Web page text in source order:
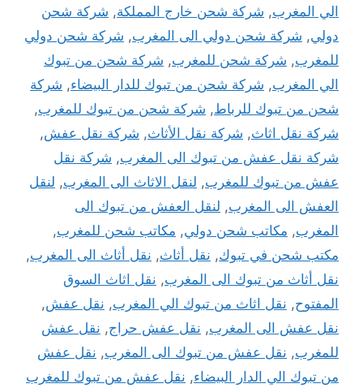
الي المغرب, شركة شحن خارج المملكة, شركة شحن
دولي, شركة شحن دولي الى المغرب, شركة شحن دولي
للمغرب, شركة شحن للمغرب, شركة شحن من تبوك
الي المغرب, شركة شحن من تبوك للدار البيضاء, شركة
شحن من تبوك للرباط, شركة شحن من تبوك للمغرب,
شركة نقل اثاث, شركة نقل الأثاث, شركة نقل عفش,
شركة نقل عفش من تبوك الى المغرب, شركة نقل
عفش من تبوك للمغرب, لنقل الاثاث الى المغرب, لنقل
العفش الى المغرب, لنقل العفش من تبوك الى
المغرب, مكاتب شحن دولي, مكاتب شحن للمغرب,
مكتب شحن في تبوك, نقل أثاث, نقل أثاث الى المغرب,
نقل أثاث من تبوك الى المغرب, نقل اثاث السوق
المفتوح, نقل اثاث من تبوك الي المغرب, نقل عفش,
نقل عفش الى المغرب, نقل عفش حراج, نقل عفش
للمغرب, نقل عفش من تبوك الى المغرب, نقل عفش
من تبوك الي الدار البيضاء, نقل عفش من تبوك للمغرب